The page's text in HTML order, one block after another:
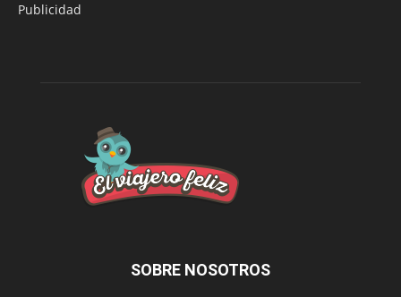
Publicidad
SOBRE NOSOTROS